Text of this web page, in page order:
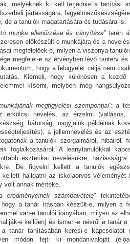
melyeknek ki kell terjednie a tanítási
jártasságára,
de a tanulók magatartására és tudására is.
munka ellenőrzése és irányítása” terén
előkészült-e munkájára és a
megfelelőek-e, milyen a viszonya
megfelel-e az érvényben lévő tanterv
hogy a felügyelet célja nem
Kiemeli, hogy különösen a
kísérni, melyben még
megfigyelési szempontjai”: a
erkölcsi nevelés, az érzelmi (vallásos,
bátorság, nagyjaink példáinak
a jellemnevelés és az
a tanulók szorgalmáról, hibáiról,
foglalkozásáról. A leánytanulókkal
esztétikai nevelésükre,
De figyelni kellett a tanulók
kellett hallgatni az iskolaorvos
volt annak mértéke.
eredményeinek számbavétele”
hogy a tanár írásban készült-e, milyen a
van-e tanulói irányában, milyen az
e kellően) és ismeri-e névről a tanár
tanár tanításában keresi-e kapcsolatot
módon fejti ki mondanivalóját